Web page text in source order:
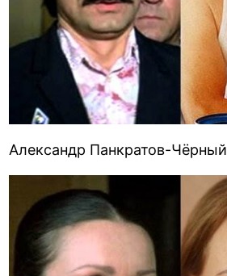
Александр Панкратов-Чёрный